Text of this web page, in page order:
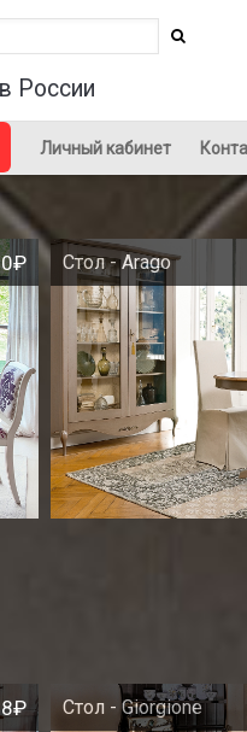
России
Личный кабинет
Стол - Arago
Стол - Giorgione